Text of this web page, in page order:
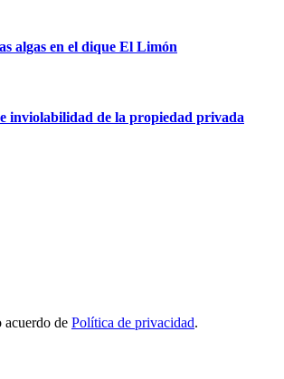
algas en el dique El Limón
inviolabilidad de la propiedad privada
acuerdo de Política de privacidad.